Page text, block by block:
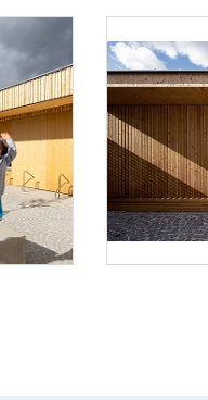
Foto 9: Juri Troy
Foto 12: Juri Troy